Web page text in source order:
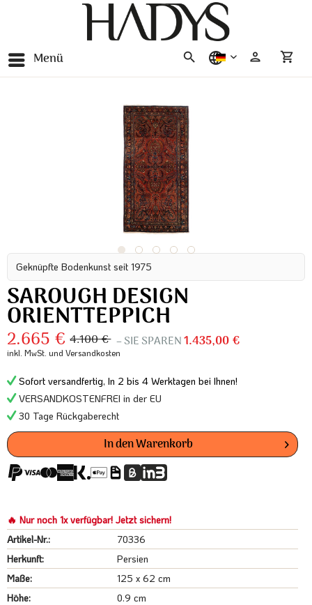
Menü deutsch
Geknüpfte Bodenkunst seit 1975
SAROUGH DESIGN
ORIENTTEPPICH
2.665 € 4.100 € – SIE SPAREN1.435,00 €
inkl. MwSt. und Versandkosten
Sofort versandfertig, In 2 bis 4 Werktagen bei Ihnen!
VERSANDKOSTENFREI in der EU
30 Tage Rückgaberecht
In denWarenkorb
🔥 Nur noch 1x verfügbar! Jetzt sichern!
Artikel-Nr.:
70336
Herkunft:
Persien
Maße:
125 x 62 cm
Höhe:
0.9 cm